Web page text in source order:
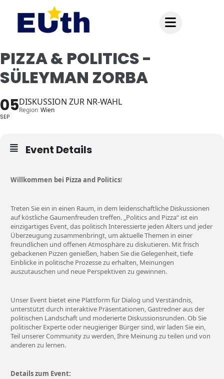
springen
PIZZA & POLITICS -
SÜLEYMAN ZORBA
05
SEP
DISKUSSION ZUR NR-WAHL
Region Wien
Event Details
Willkommen bei Pizza and Politics!
Treten Sie ein in einen Raum, in dem leidenschaftliche Diskussionen
auf köstliche Gaumenfreuden treffen. „Politics and Pizza“ ist ein
einzigartiges Event, das politisch Interessierte jeden Alters und jeder
Überzeugung zusammenbringt, um aktuelle Themen in einer
freundlichen und offenen Atmosphäre zu diskutieren. Mit frisch
gebackenen Pizzen genießen, haben Sie die Gelegenheit, tiefe
Einblicke in politische Prozesse zu erhalten, Meinungen
auszutauschen und neue Perspektiven zu gewinnen.
Unser Event bietet eine Plattform für Dialog und Verständnis,
unterstützt durch interaktive Präsentationen, Gastredner aus der
politischen Landschaft und moderierte Diskussionsrunden. Ob Sie
politischer Experte oder neugieriger Bürger sind, wir laden Sie ein,
Teil unserer Community zu werden, Ihre Meinung zu teilen und von
anderen zu lernen.
Details zum Event: